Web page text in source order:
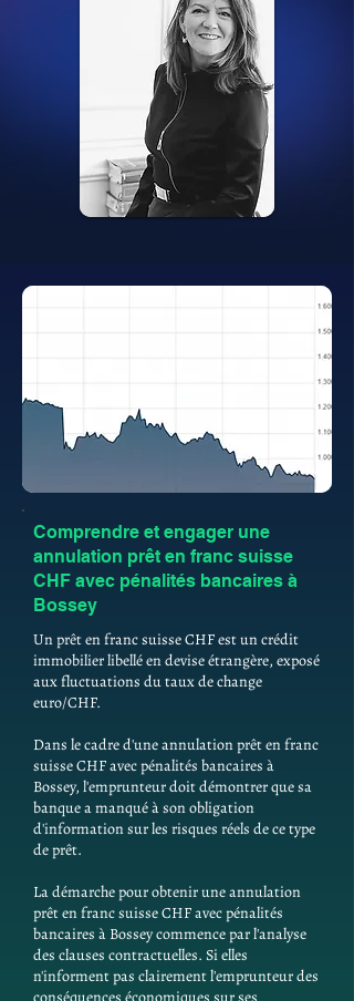
Comprendre et engager une
annulation prêt en franc suisse
CHF avec pénalités bancaires à
Bossey
Un prêt en franc suisse CHF est un crédit
immobilier libellé en devise étrangère, exposé
aux fluctuations du taux de change
euro/CHF.
Dans le cadre d'une annulation prêt en franc
suisse CHF avec pénalités bancaires à
Bossey, l'emprunteur doit démontrer que sa
banque a manqué à son obligation
d'information sur les risques réels de ce type
de prêt.
La démarche pour obtenir une annulation
prêt en franc suisse CHF avec pénalités
bancaires à Bossey commence par l'analyse
des clauses contractuelles. Si elles
n'informent pas clairement l'emprunteur des